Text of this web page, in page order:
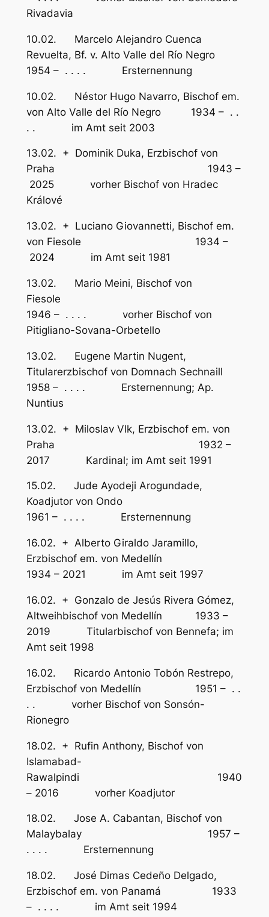
Rivadavia
10.02. Marcelo Alejandro Cuenca
Revuelta, Bf. v. Alto Valle del Río Negro
1954 – . . . . Ersternennung
10.02. Néstor Hugo Navarro, Bischof em.
von Alto Valle del Río Negro 1934 – . .
. . im Amt seit 2003
13.02. + Dominik Duka, Erzbischof von
Praha 1943 –
2025 vorher Bischof von Hradec
Králové
13.02. + Luciano Giovannetti, Bischof em.
von Fiesole 1934 –
2024 im Amt seit 1981
13.02. Mario Meini, Bischof von
Fiesole
1946 – . . . . vorher Bischof von
Pitigliano-Sovana-Orbetello
13.02. Eugene Martin Nugent,
Titularerzbischof von Domnach Sechnaill
1958 – . . . . Ersternennung; Ap.
Nuntius
13.02. + Miloslav Vlk, Erzbischof em. von
Praha 1932 –
2017 Kardinal; im Amt seit 1991
15.02. Jude Ayodeji Arogundade,
Koadjutor von Ondo
1961 – . . . . Ersternennung
16.02. + Alberto Giraldo Jaramillo,
Erzbischof em. von Medellín
1934 – 2021 im Amt seit 1997
16.02. + Gonzalo de Jesús Rivera Gómez,
Altweihbischof von Medellín 1933 –
2019 Titularbischof von Bennefa; im
Amt seit 1998
16.02. Ricardo Antonio Tobón Restrepo,
Erzbischof von Medellín 1951 – . .
. . vorher Bischof von Sonsón-
Rionegro
18.02. + Rufin Anthony, Bischof von
Islamabad-
Rawalpindi 1940
– 2016 vorher Koadjutor
18.02. Jose A. Cabantan, Bischof von
Malaybalay 1957 –
. . . . Ersternennung
18.02. José Dimas Cedeño Delgado,
Erzbischof em. von Panamá 1933
– . . . . im Amt seit 1994